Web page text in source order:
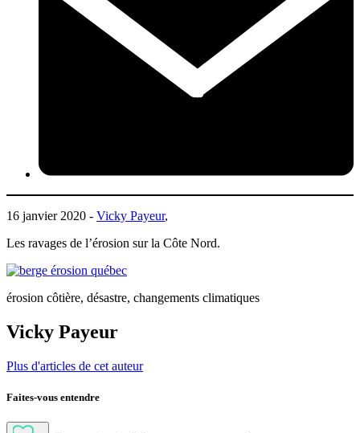
16 janvier 2020 - Vicky Payeur,
Les ravages de l’érosion sur la Côte Nord.
érosion côtière, désastre, changements climatiques
Vicky Payeur
Plus d'articles de cet auteur
Faites-vous entendre